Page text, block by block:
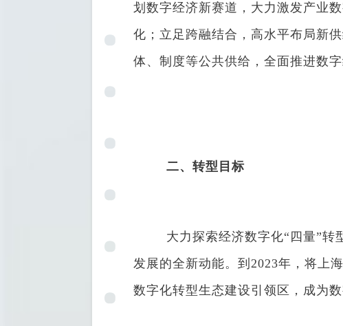
划数字经济新赛道，大力激发产业
化；立足跨融结合，高水平布局新
体、制度等公共供给，全面推进数
二、转型目标
大力探索经济数字化“四量”转型
发展的全新动能。到2023年，将上
数字化转型生态建设引领区，成为